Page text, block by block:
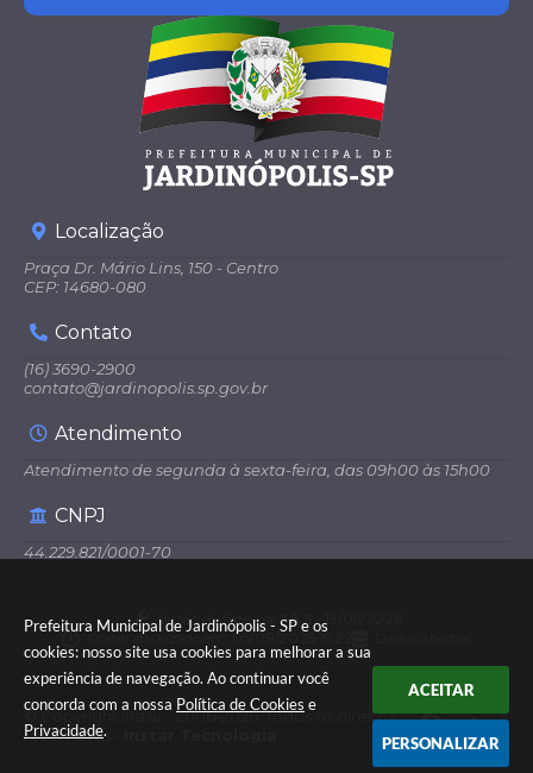
Prefeitura Municipal de Jardinópolis - SP e os
cookies: nosso site usa cookies para melhorar a sua
experiência de navegação. Ao continuar você
concorda com a nossa Política de Cookies e
Privacidade.
ACEITAR
PERSONALIZAR
Localização
Praça Dr. Mário Lins, 150 - Centro
CEP: 14680-080
Contato
(16) 3690-2900
contato@jardinopolis.sp.gov.br
Atendimento
Atendimento de segunda à sexta-feira, das 09h00 às 15h00
CNPJ
44.229.821/0001-70
Versão do Sistema: 3.5.3 - 19/06/2026
Portal atualizado em:
05/08/2026 16:22
© Copyright Instar - 2006-2026. Todos os direitos
reservados -